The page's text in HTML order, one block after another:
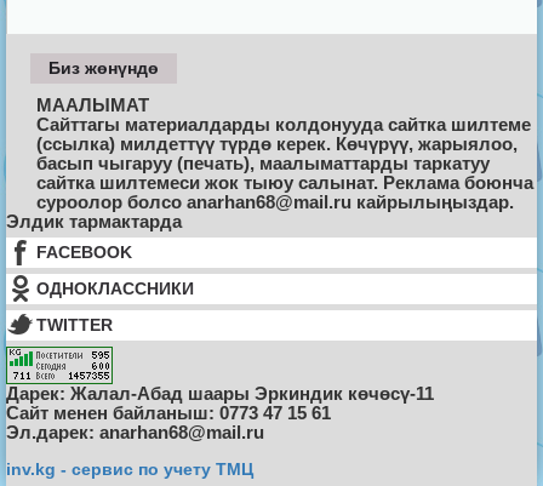
Биз жөнүндө
МААЛЫМАТ
Сайттагы материалдарды колдонууда сайтка шилтеме
(ссылка) милдеттүү түрдө керек. Көчүрүү, жарыялоо,
басып чыгаруу (печать), маалыматтарды таркатуу
сайтка шилтемеси жок тыюу салынат. Реклама боюнча
суроолор болсо anarhan68@mail.ru кайрылыңыздар.
Элдик тармактарда
FACEBOOK
ОДНОКЛАССНИКИ
TWITTER
Дарек: Жалал-Абад шаары Эркиндик көчөсү-11
Cайт менен байланыш: 0773 47 15 61
Эл.дарек: anarhan68@mail.ru
inv.kg - сервис по учету ТМЦ